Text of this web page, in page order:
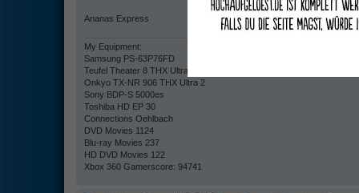
Ananas Express
My Equipment:
Samsung PS-63P76FD
Teufel Theater 8 THX Ultra 2
Onkyo TX-NR 906 THX Ultra 2
Sony BDP-S 5000es
Toshiba HD EP 30
Connections Oehlbach
DVD Movies 1124
Blu-ray Movies 237
HD DVD Movies 122
Xbox 360 Gamerscore: 94741